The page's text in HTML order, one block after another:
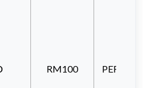
RM100